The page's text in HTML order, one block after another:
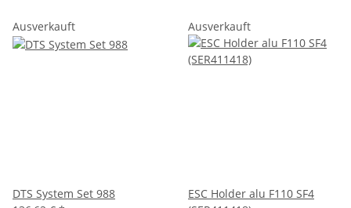
Ausverkauft
DTS System Set 988
Ausverkauft
ESC Holder alu F110 SF4